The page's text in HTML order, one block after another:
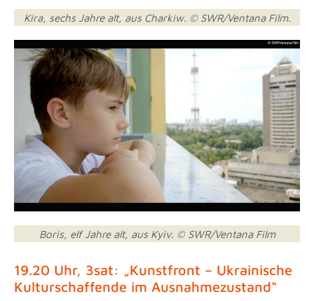
Kira, sechs Jahre alt, aus Charkiw. © SWR/Ventana Film.
Boris, elf Jahre alt, aus Kyiv. © SWR/Ventana Film
19.20 Uhr, 3sat: „Kunstfront – Ukrainische
Kulturschaffende im Ausnahmezustand“